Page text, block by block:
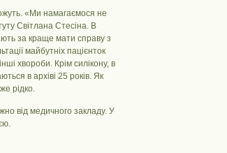
«Ми намагаємося не
Світлана Стесіна. В
за краще мати справу з
майбутніх пацієнток
хвороби. Крім силікону, в
в архіві 25 років. Як
рідко.
від медичного закладу. У